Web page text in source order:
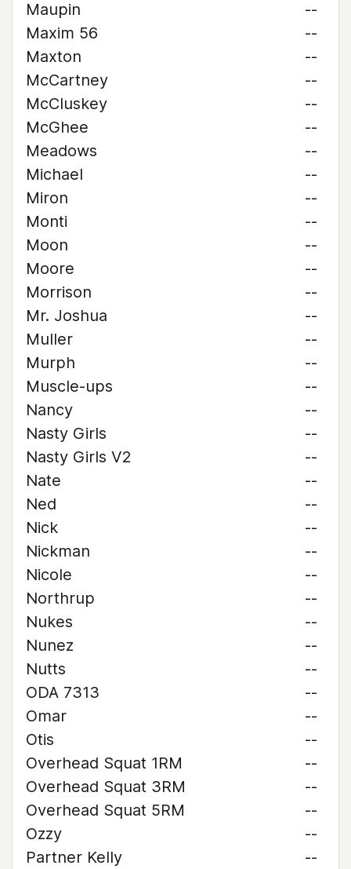
Maupin
--
Maxim 56
--
Maxton
--
McCartney
--
McCluskey
--
McGhee
--
Meadows
--
Michael
--
Miron
--
Monti
--
Moon
--
Moore
--
Morrison
--
Mr. Joshua
--
Muller
--
Murph
--
Muscle-ups
--
Nancy
--
Nasty Girls
--
Nasty Girls V2
--
Nate
--
Ned
--
Nick
--
Nickman
--
Nicole
--
Northrup
--
Nukes
--
Nunez
--
Nutts
--
ODA 7313
--
Omar
--
Otis
--
Overhead Squat 1RM
--
Overhead Squat 3RM
--
Overhead Squat 5RM
--
Ozzy
--
Partner Kelly
--